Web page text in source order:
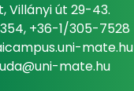
Villányi út 29-43.
+36-1/305-7528
mate.hu
mate.hu